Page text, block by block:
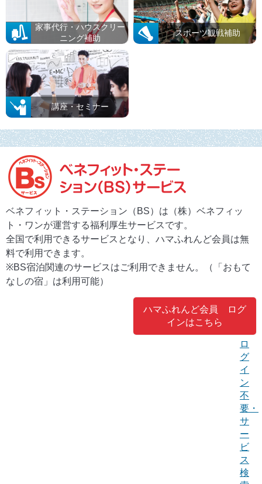
家事代行・ハウスクリー
ニング補助
スポーツ観戦補助
講座・セミナー
ベネフィット・ステーション（BS）は（株）ベネフィッ
ト・ワンが運営する福利厚生サービスです。
全国で利用できるサービスとなり、ハマふれんど会員は無
料で利用できます。
※BS宿泊関連のサービスはご利用できません。（「おもて
なしの宿」は利用可能）
ハマふれんど会員 ログ
インはこちら
ロ
グ
イ
ン
不
要・
サ
ー
ビ
ス
検